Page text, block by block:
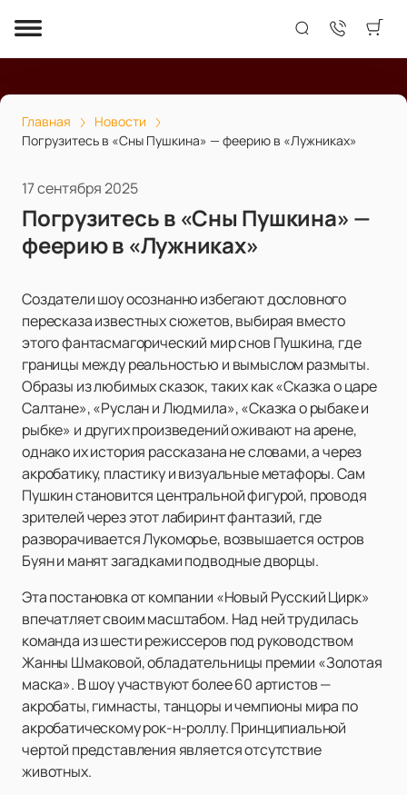
Главная
Новости
Погрузитесь в «Сны Пушкина» — феерию в «Лужниках»
17 сентября 2025
Погрузитесь в «Сны Пушкина» —
феерию в «Лужниках»
Создатели шоу осознанно избегают дословного
пересказа известных сюжетов, выбирая вместо
этого фантасмагорический мир снов Пушкина, где
границы между реальностью и вымыслом размыты.
Образы из любимых сказок, таких как «Сказка о царе
Салтане», «Руслан и Людмила», «Сказка о рыбаке и
рыбке» и других произведений оживают на арене,
однако их история рассказана не словами, а через
акробатику, пластику и визуальные метафоры. Сам
Пушкин становится центральной фигурой, проводя
зрителей через этот лабиринт фантазий, где
разворачивается Лукоморье, возвышается остров
Буян и манят загадками подводные дворцы.
Эта постановка от компании «Новый Русский Цирк»
впечатляет своим масштабом. Над ней трудилась
команда из шести режиссеров под руководством
Жанны Шмаковой, обладательницы премии «Золотая
маска». В шоу участвуют более 60 артистов —
акробаты, гимнасты, танцоры и чемпионы мира по
акробатическому рок-н-роллу. Принципиальной
чертой представления является отсутствие
животных.